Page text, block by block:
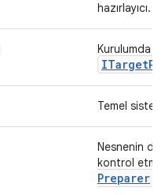
hazırlayıcı.
Kurulumda
ITarget
Temel
Nesnenin
kontrol
Preparer